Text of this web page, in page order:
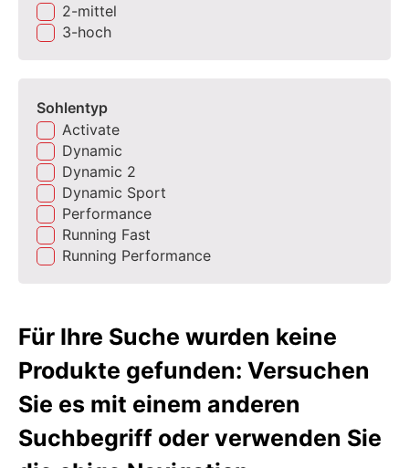
2-mittel
3-hoch
Sohlentyp
Activate
Dynamic
Dynamic 2
Dynamic Sport
Performance
Running Fast
Running Performance
Für Ihre Suche wurden keine
Produkte gefunden: Versuchen
Sie es mit einem anderen
Suchbegriff oder verwenden Sie